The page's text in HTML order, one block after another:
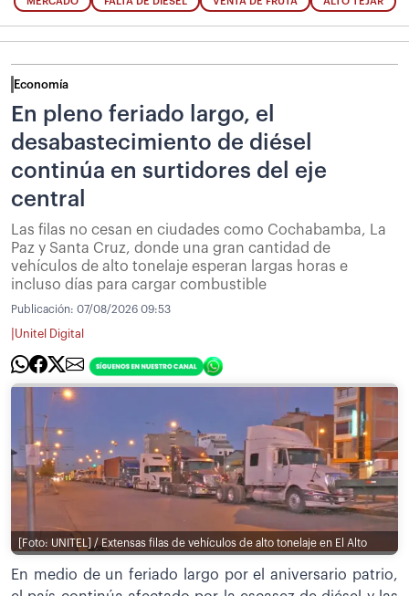
Economía
En pleno feriado largo, el
desabastecimiento de diésel
continúa en surtidores del eje
central
Las filas no cesan en ciudades como Cochabamba, La
Paz y Santa Cruz, donde una gran cantidad de
vehículos de alto tonelaje esperan largas horas e
incluso días para cargar combustible
Publicación: 07/08/2026 09:53
Unitel Digital
[Foto: UNITEL] / Extensas filas de vehículos de alto tonelaje en El Alto
En medio de un feriado largo por el aniversario patrio,